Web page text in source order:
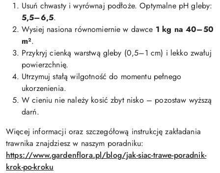
Usuń chwasty i wyrównaj podłoże. Optymalne pH gleby:
5,5–6,5.
Wysiej nasiona równomiernie w dawce 1 kg na 40–50
m².
Przykryj cienką warstwą gleby (0,5–1 cm) i lekko zwałuj
powierzchnię.
Utrzymuj stałą wilgotność do momentu pełnego
ukorzenienia.
W cieniu nie należy kosić zbyt nisko – pozostaw wyższą
darń.
Więcej informacji oraz szczegółową instrukcję zakładania
trawnika znajdziesz w naszym poradniku:
https://www.gardenflora.pl/blog/jak-siac-trawe-poradnik-
krok-po-kroku